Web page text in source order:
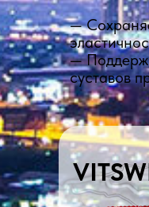
—
—
суставов